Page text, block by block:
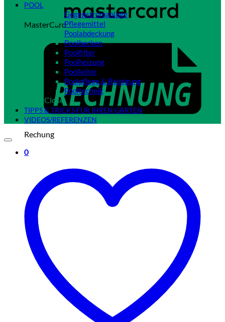
MasterCard
Rechung
0
POOL
Gegenstromanlage
Pflegemittel
Poolabdeckung
Poolbecken
Poolfilter
Poolheizung
Poolleiter
Poolpflege & Reinigung
Pooltechnik
Close
TIPPS & TRICKS FÜR IHREN GARTEN
VIDEOS/REFERENZEN